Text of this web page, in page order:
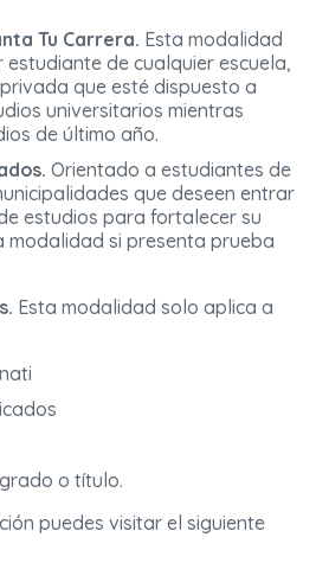
Tu Carrera. Esta modalidad
de cualquier escuela,
que esté dispuesto a
universitarios mientras
de último año.
Orientado a estudiantes de
que deseen entrar
estudios para fortalecer su
modalidad si presenta prueba
Esta modalidad solo aplica a
o título.
puedes visitar el siguiente